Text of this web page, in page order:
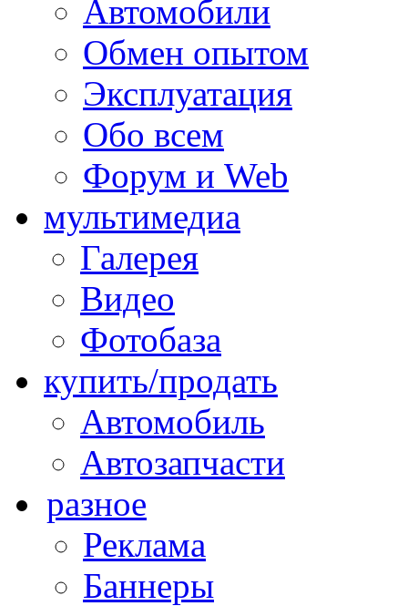
Автомобили
Обмен опытом
Эксплуатация
Обо всем
Форум и Web
мультимедиа
Галерея
Видео
Фотобаза
купить/продать
Автомобиль
Автозапчасти
разное
Реклама
Баннеры